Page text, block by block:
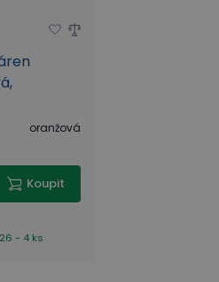
oranžová
Koupit
- 4 ks